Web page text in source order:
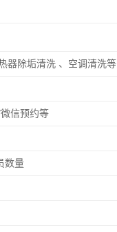
器除垢清洗 、空调清洗等
信预约等
数量